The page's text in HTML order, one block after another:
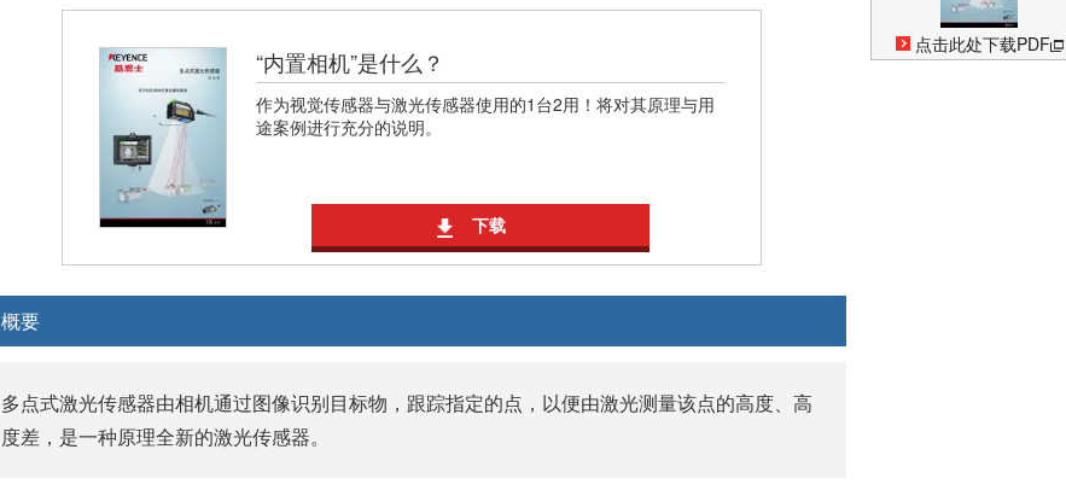
“内置相机”是什么？
作为视觉传感器与激光传感器使用的1台2用！将对其原理与用
途案例进行充分的说明。
下载
概要
多点式激光传感器由相机通过图像识别目标物，跟踪指定的点，以便由激光测量该点的高度、高
度差，是一种原理全新的激光传感器。
点击此处下载PDF